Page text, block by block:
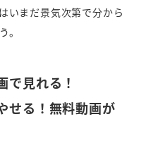
いまだ景気次第で分から
。
で見れる！
せる！無料動画が